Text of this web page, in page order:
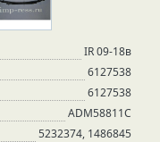
IR 09-18в
6127538
6127538
ADM58811C
5232374, 1486845